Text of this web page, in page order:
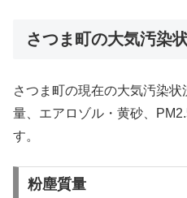
さつま町の大気汚染
さつま町の現在の大気汚染
量、エアロゾル・黄砂、
す。
粉塵質量